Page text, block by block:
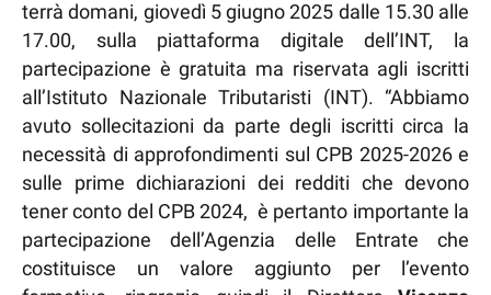
terrà domani, giovedì 5 giugno 2025 dalle 15.30 alle
17.00, sulla piattaforma digitale dell’INT, la
partecipazione è gratuita ma riservata agli iscritti
all’Istituto Nazionale Tributaristi (INT). “Abbiamo
avuto sollecitazioni da parte degli iscritti circa la
necessità di approfondimenti sul CPB 2025-2026 e
sulle prime dichiarazioni dei redditi che devono
tener conto del CPB 2024, è pertanto importante la
partecipazione dell’Agenzia delle Entrate che
costituisce un valore aggiunto per l’evento